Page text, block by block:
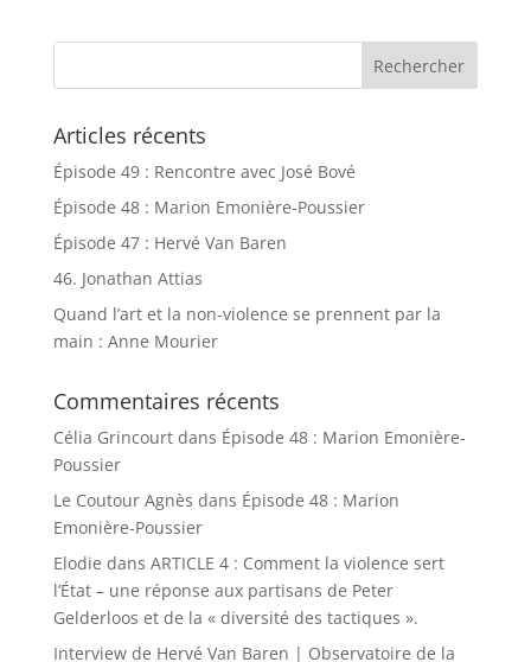
Articles récents
Épisode 49 : Rencontre avec José Bové
Épisode 48 : Marion Emonière-Poussier
Épisode 47 : Hervé Van Baren
46. Jonathan Attias
Quand l’art et la non-violence se prennent par la
main : Anne Mourier
Commentaires récents
Célia Grincourtdans Épisode 48 : Marion Emonière-
Poussier
Le Coutour Agnès dans Épisode 48 : Marion
Emonière-Poussier
Elodie dans ARTICLE 4 : Comment la violence sert
l’État – une réponse aux partisans de Peter
Gelderloos et de la « diversité des tactiques ».
Interview de Hervé Van Baren | Observatoire de la